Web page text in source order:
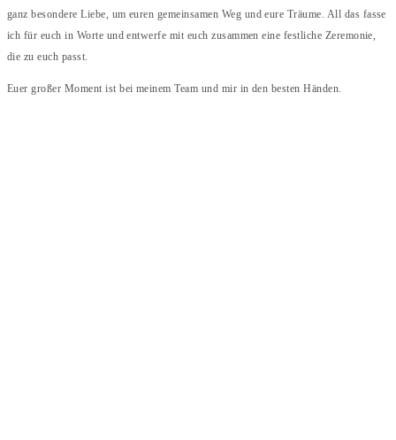
ganz besondere Liebe, um euren gemeinsamen Weg und eure Träume. All das fasse
ich für euch in Worte und entwerfe mit euch zusammen eine festliche Zeremonie,
die zu euch passt.
Euer großer Moment ist bei meinem Team und mir in den besten Händen.